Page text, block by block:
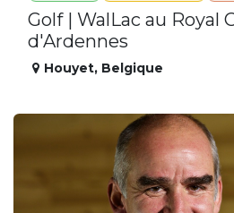
Golf | WalLac au Royal
d'Ardennes
Houyet, Belgique